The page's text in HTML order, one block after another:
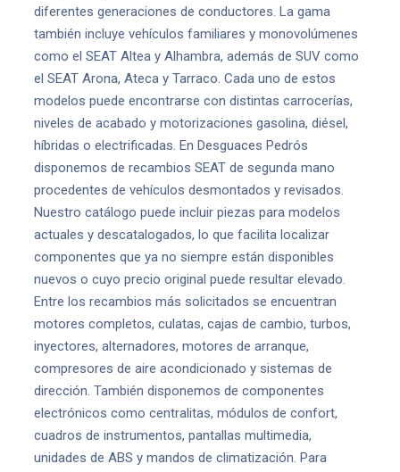
diferentes generaciones de conductores. La gama
también incluye vehículos familiares y monovolúmenes
como el SEAT Altea y Alhambra, además de SUV como
el SEAT Arona, Ateca y Tarraco. Cada uno de estos
modelos puede encontrarse con distintas carrocerías,
niveles de acabado y motorizaciones gasolina, diésel,
híbridas o electrificadas. En Desguaces Pedrós
disponemos de recambios SEAT de segunda mano
procedentes de vehículos desmontados y revisados.
Nuestro catálogo puede incluir piezas para modelos
actuales y descatalogados, lo que facilita localizar
componentes que ya no siempre están disponibles
nuevos o cuyo precio original puede resultar elevado.
Entre los recambios más solicitados se encuentran
motores completos, culatas, cajas de cambio, turbos,
inyectores, alternadores, motores de arranque,
compresores de aire acondicionado y sistemas de
dirección. También disponemos de componentes
electrónicos como centralitas, módulos de confort,
cuadros de instrumentos, pantallas multimedia,
unidades de ABS y mandos de climatización. Para